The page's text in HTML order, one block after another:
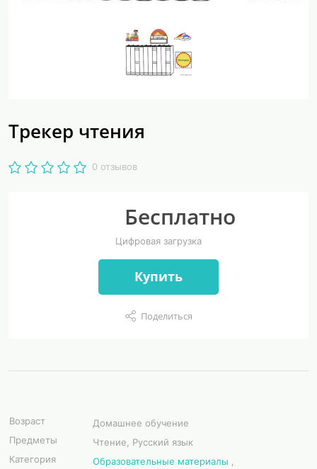
Трекер чтения
0 отзывов
Бесплатно
Цифровая загрузка
Купить
Поделиться
Возраст
Домашнее обучение
Предметы
Чтение, Русский язык
Категория
Образовательные материалы